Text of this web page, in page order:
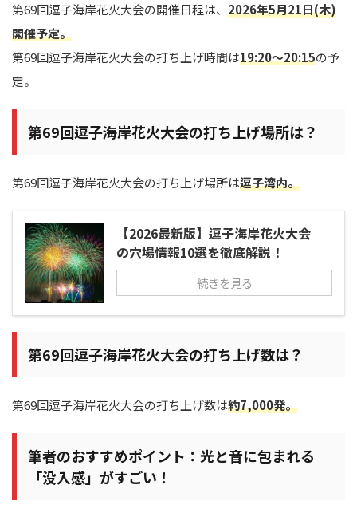
第69回逗子海岸花火大会の開催日程は、 2026年5月21日(木)
開催予定。
第69回逗子海岸花火大会の打ち上げ時間は19:20～20:15の予
定。
第69回逗子海岸花火大会の打ち上げ場所は？
第69回逗子海岸花火大会の打ち上げ場所は逗子湾内。
【2026最新版】逗子海岸花火大会
の穴場情報10選を徹底解説！
続きを見る
第69回逗子海岸花火大会の打ち上げ数は？
第69回逗子海岸花火大会の打ち上げ数は約7,000発。
筆者のおすすめポイント：光と音に包まれる
「没入感」がすごい！